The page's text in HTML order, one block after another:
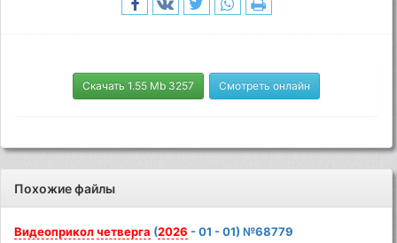
Скачать 1.55 Mb 3257 Смотреть онлайн
Похожие файлы
Видеоприкол четверга (2026 - 01 - 01) №68779